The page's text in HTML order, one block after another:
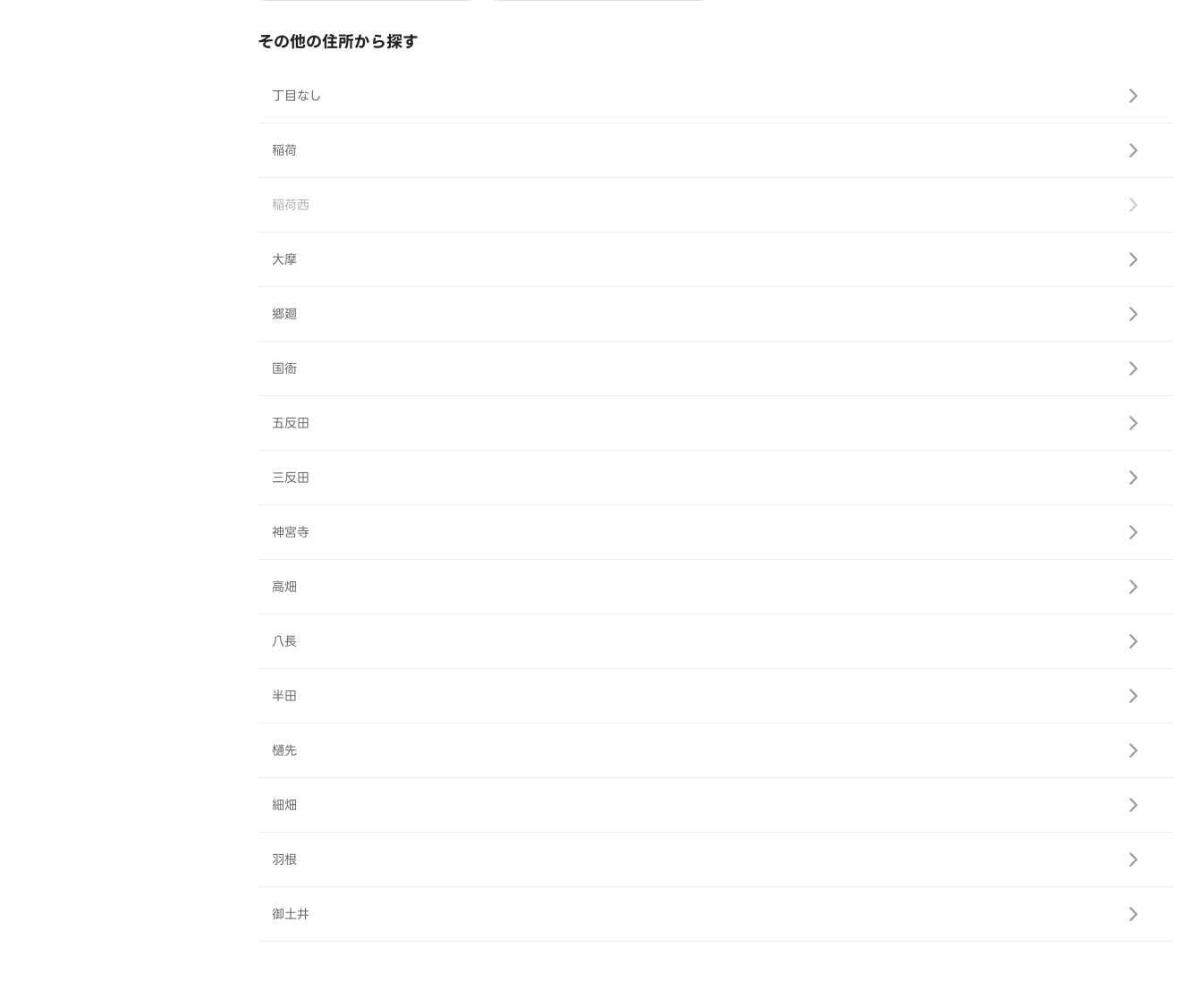
その他の住所から探す
丁目なし
稲荷
稲荷西
大摩
郷廻
国衙
五反田
三反田
神宮寺
高畑
八長
半田
樋先
細畑
羽根
御土井